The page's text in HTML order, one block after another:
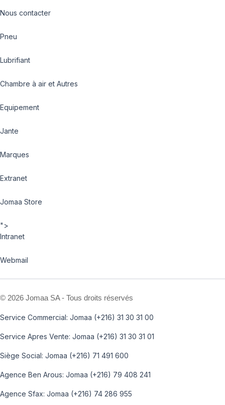
Nous contacter
Pneu
Lubrifiant
Chambre à air et Autres
Equipement
Jante
Marques
Extranet
Jomaa Store
">
Intranet
Webmail
© 2026 Jomaa SA - Tous droits réservés
Service Commercial: Jomaa (+216) 31 30 31 00
Service Apres Vente: Jomaa (+216) 31 30 31 01
Siège Social: Jomaa (+216) 71 491 600
Agence Ben Arous: Jomaa (+216) 79 408 241
Agence Sfax: Jomaa (+216) 74 286 955